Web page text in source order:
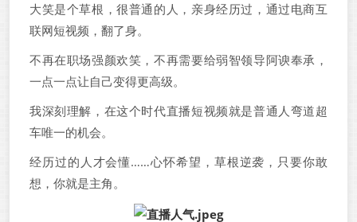
大笑是个草根，很普通的人，亲身经历过，通过电商互
联网短视频，翻了身。
不再在职场强颜欢笑，不再需要给弱智领导阿谀奉承，
一点一点让自己变得更高级。
我深刻理解，在这个时代直播短视频就是普通人弯道超
车唯一的机会。
经历过的人才会懂……心怀希望，草根逆袭，只要你敢
想，你就是主角。